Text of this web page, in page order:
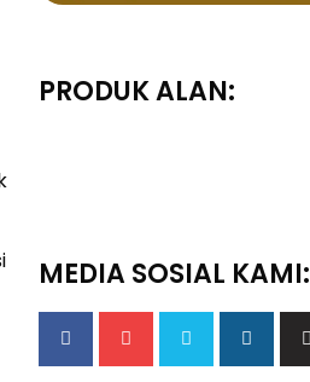
PRODUK ALAN:
MEDIA SOSIAL KAMI: